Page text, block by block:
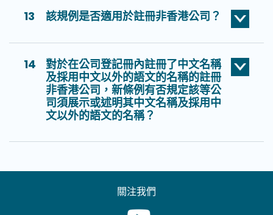
13 該規例是否適用於註冊非香港公司？
14
對於在公司登記冊內註冊了中文名稱
及採用中文以外的語文的名稱的註冊
非香港公司，新條例有否規定該等公
司須展示或述明其中文名稱及採用中
文以外的語文的名稱？
關注我們
Youtube [This link will pop up in